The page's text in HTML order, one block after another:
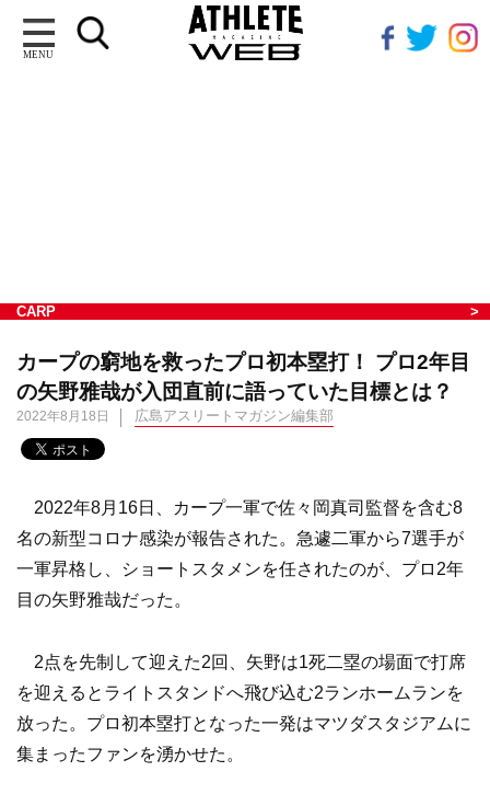
MENU
CARP
カープの窮地を救ったプロ初本塁打！ プロ2年目
の矢野雅哉が入団直前に語っていた目標とは？
2022年8月18日 広島アスリートマガジン編集部
2022年8月16日、カープ一軍で佐々岡真司監督を含む8
名の新型コロナ感染が報告された。急遽二軍から7選手が
一軍昇格し、ショートスタメンを任されたのが、プロ2年
目の矢野雅哉だった。
2点を先制して迎えた2回、矢野は1死二塁の場面で打席
を迎えるとライトスタンドへ飛び込む2ランホームランを
放った。プロ初本塁打となった一発はマツダスタジアムに
集まったファンを湧かせた。